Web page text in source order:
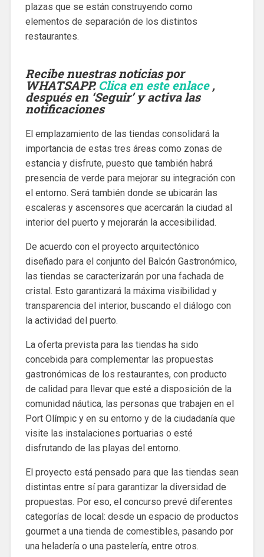
plazas que se están construyendo como
elementos de separación de los distintos
restaurantes.
Recibe nuestras noticias por
WHATSAPP. Clica en este enlace,
después en ‘Seguir’ y activa las
notificaciones
El emplazamiento de las tiendas consolidará la
importancia de estas tres áreas como zonas de
estancia y disfrute, puesto que también habrá
presencia de verde para mejorar su integración con
el entorno. Será también donde se ubicarán las
escaleras y ascensores que acercarán la ciudad al
interior del puerto y mejorarán la accesibilidad.
De acuerdo con el proyecto arquitectónico
diseñado para el conjunto del Balcón Gastronómico,
las tiendas se caracterizarán por una fachada de
cristal. Esto garantizará la máxima visibilidad y
transparencia del interior, buscando el diálogo con
la actividad del puerto.
La oferta prevista para las tiendas ha sido
concebida para complementar las propuestas
gastronómicas de los restaurantes, con producto
de calidad para llevar que esté a disposición de la
comunidad náutica, las personas que trabajen en el
Port Olímpic y en su entorno y de la ciudadanía que
visite las instalaciones portuarias o esté
disfrutando de las playas del entorno.
El proyecto está pensado para que las tiendas sean
distintas entre sí para garantizar la diversidad de
propuestas. Por eso, el concurso prevé diferentes
categorías de local: desde un espacio de productos
gourmet a una tienda de comestibles, pasando por
una heladería o una pastelería, entre otros.